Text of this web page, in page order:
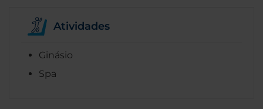
Atividades
Ginásio
Spa